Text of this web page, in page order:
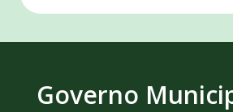
Governo